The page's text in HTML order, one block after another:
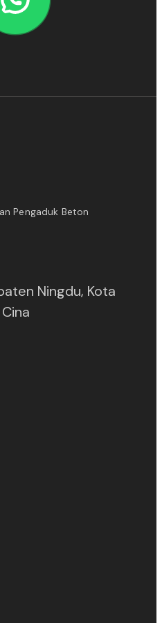
Pengaduk Beton
Ningdu, Kota